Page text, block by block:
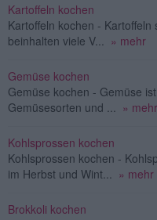
Kartoffeln kochen
Kartoffeln kochen -
beinhalten viele V... » mehr
Gemüse kochen
Gemüse kochen - Gemüse
Gemüsesorten und ... » mehr
Kohlsprossen kochen
Kohlsprossen kochen -
im Herbst und Wint... » mehr
Brokkoli kochen